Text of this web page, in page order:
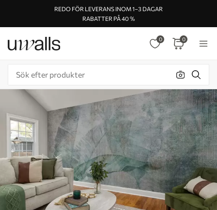
REDO FÖR LEVERANS INOM 1–3 DAGAR
RABATTER PÅ 40 %
0 0